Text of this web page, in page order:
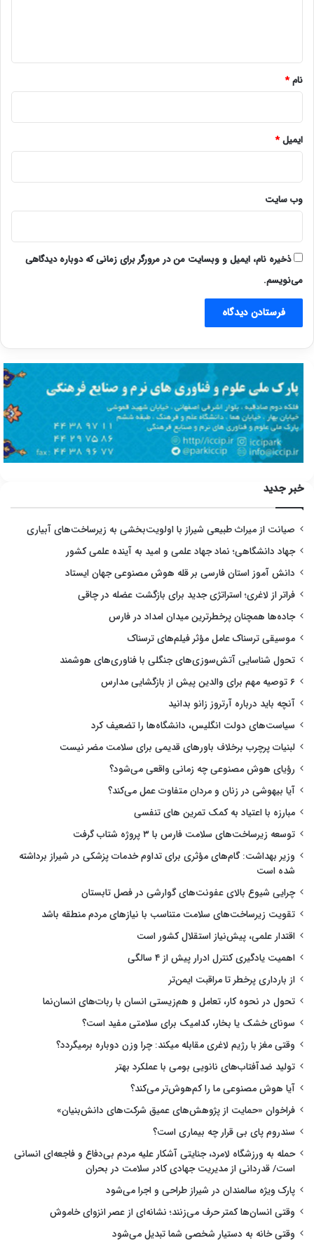
نام*
ایمیل*
وب‌ سایت
ذخیره نام، ایمیل و وبسایت من در مرورگر برای زمانی که دوباره دیدگاهی
می‌نویسم.
خبر جدید
صیانت از میراث طبیعی شیراز با اولویت‌بخشی به زیرساخت‌های آبیاری
جهاد دانشگاهی؛ نماد جهاد علمی و امید به آینده علمی کشور
دانش آموز استان فارسی بر قله هوش مصنوعی جهان ایستاد
فراتر از لاغری؛ استراتژی جدید برای بازگشت عضله در چاقی
جاده‌ها همچنان پرخطرترین میدان امداد در فارس
موسیقی ترسناک عامل مؤثر فیلم‌های ترسناک
تحول شناسایی آتش‌سوزی‌های جنگلی با فناوری‌های هوشمند
۶ توصیه مهم برای والدین پیش از بازگشایی مدارس
آنچه باید درباره آرتروز زانو بدانید
سیاست‌های دولت انگلیس، دانشگاه‌ها را تضعیف کرد
لبنیات پرچرب برخلاف باورهای قدیمی برای سلامت مضر نیست
رؤیای هوش مصنوعی چه زمانی واقعی می‌شود؟
آیا بیهوشی در زنان و مردان متفاوت عمل می‌کند؟
مبارزه با اعتیاد به کمک تمرین های تنفسی
توسعه زیرساخت‌های سلامت فارس با ۳ پروژه شتاب گرفت
وزیر بهداشت: گام‌های مؤثری برای تداوم خدمات پزشکی در شیراز برداشته
شده است
چرایی شیوع بالای عفونت‌های گوارشی در فصل تابستان
تقویت زیرساخت‌های سلامت متناسب با نیازهای مردم منطقه باشد
اقتدار علمی، پیش‌نیاز استقلال کشور است
اهمیت یادگیری کنترل ادرار پیش از ۴ سالگی
از بارداری پرخطر تا مراقبت ایمن‌تر
تحول در نحوه کار، تعامل و هم‌زیستی انسان با ربات‌های انسان‌نما
سونای خشک یا بخار، کدامیک برای سلامتی مفید است؟
وقتی مغز با رژیم لاغری مقابله میکند: چرا وزن دوباره برمیگردد؟
تولید ضدآفتاب‌های نانویی بومی با عملکرد بهتر
آیا هوش مصنوعی ما را کم‌هوش‌تر می‌کند؟
فراخوان «حمایت از پژوهش‌های عمیق شرکت‌های دانش‌بنیان»
سندروم پای بی قرار چه بیماری است؟
حمله به ورزشگاه لامرد، جنایتی آشکار علیه مردم بی‌دفاع و فاجعه‌ای انسانی
است/ قدردانی از مدیریت جهادی کادر سلامت در بحران
پارک ویژه سالمندان در شیراز طراحی و اجرا می‌شود
وقتی انسان‌ها کمتر حرف می‌زنند؛ نشانه‌ای از عصر انزوای خاموش
وقتی خانه به دستیار شخصی شما تبدیل می‌شود